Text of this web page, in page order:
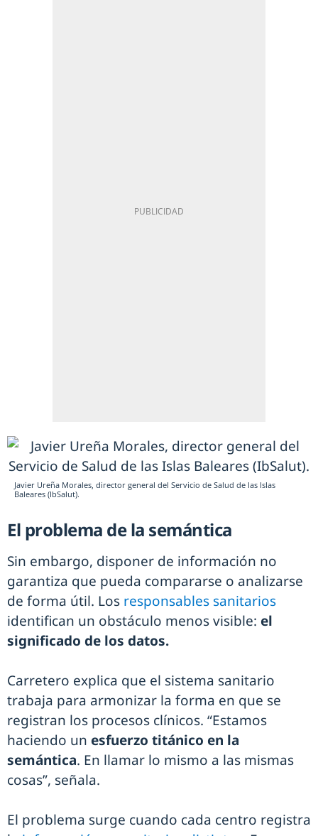
Javier Ureña Morales, director general del Servicio de Salud de las Islas
Baleares (IbSalut).
El problema de la semántica
Sin embargo, disponer de información no
garantiza que pueda compararse o analizarse
de forma útil. Los responsables sanitarios
identifican un obstáculo menos visible: el
significado de los datos.
Carretero explica que el sistema sanitario
trabaja para armonizar la forma en que se
registran los procesos clínicos. “Estamos
haciendo un esfuerzo titánico en la
semántica. En llamar lo mismo a las mismas
cosas”, señala.
El problema surge cuando cada centro registra